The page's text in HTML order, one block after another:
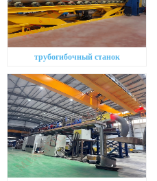
трубогибочный станок